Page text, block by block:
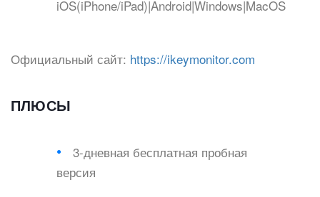
iOS(iPhone/iPad)|Android|Windows|MacOS
Официальный сайт: https://ikeymonitor.com
ПЛЮСЫ
3-дневная бесплатная пробная
версия